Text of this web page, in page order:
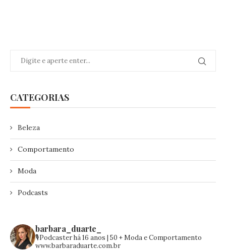
CATEGORIAS
Beleza
Comportamento
Moda
Podcasts
barbara_duarte_
🎙️Podcaster há 16 anos | 50 +Moda e Comportamento
www.barbaraduarte.com.br